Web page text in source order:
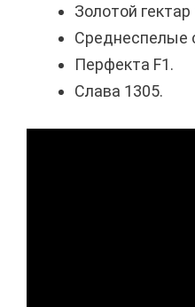
Золотой гектар
Среднеспелые
Перфекта F1.
Слава 1305.